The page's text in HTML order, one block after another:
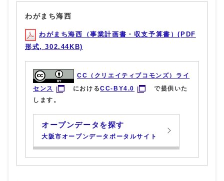
わがまち海西
わがまち海西（事業計画書・収支予算書）(PDF
形式, 302.44KB)
CC（クリエイティブコモンズ）ライ
センス
におけるCC-BY4.0
で提供いた
します。
オープンデータを探す
大阪市オープンデータポータルサイト